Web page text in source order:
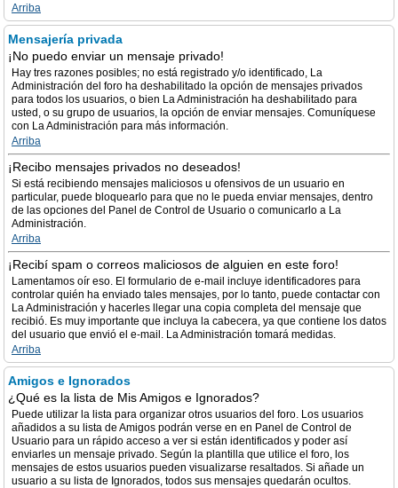
Arriba
Mensajería privada
¡No puedo enviar un mensaje privado!
Hay tres razones posibles; no está registrado y/o identificado, La
Administración del foro ha deshabilitado la opción de mensajes privados
para todos los usuarios, o bien La Administración ha deshabilitado para
usted, o su grupo de usuarios, la opción de enviar mensajes. Comuníquese
con La Administración para más información.
Arriba
¡Recibo mensajes privados no deseados!
Si está recibiendo mensajes maliciosos u ofensivos de un usuario en
particular, puede bloquearlo para que no le pueda enviar mensajes, dentro
de las opciones del Panel de Control de Usuario o comunicarlo a La
Administración.
Arriba
¡Recibí spam o correos maliciosos de alguien en este foro!
Lamentamos oír eso. El formulario de e-mail incluye identificadores para
controlar quién ha enviado tales mensajes, por lo tanto, puede contactar con
La Administración y hacerles llegar una copia completa del mensaje que
recibió. Es muy importante que incluya la cabecera, ya que contiene los datos
del usuario que envió el e-mail. La Administración tomará medidas.
Arriba
Amigos e Ignorados
¿Qué es la lista de Mis Amigos e Ignorados?
Puede utilizar la lista para organizar otros usuarios del foro. Los usuarios
añadidos a su lista de Amigos podrán verse en en Panel de Control de
Usuario para un rápido acceso a ver si están identificados y poder así
enviarles un mensaje privado. Según la plantilla que utilice el foro, los
mensajes de estos usuarios pueden visualizarse resaltados. Si añade un
usuario a su lista de Ignorados, todos sus mensajes quedarán ocultos.